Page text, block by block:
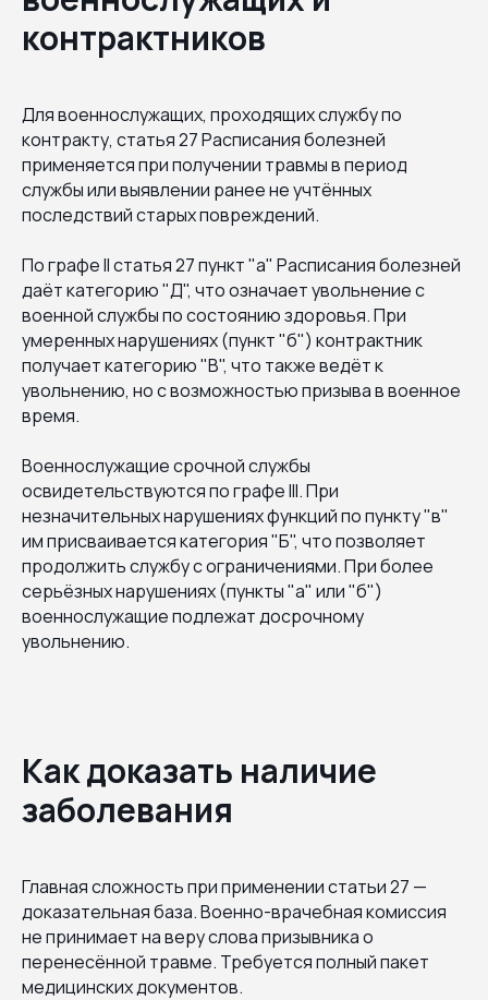
контрактников
Для военнослужащих, проходящих службу по
контракту, статья 27 Расписания болезней
применяется при получении травмы в период
службы или выявлении ранее не учтённых
последствий старых повреждений.
По графе II статья 27 пункт "а" Расписания болезней
даёт категорию "Д", что означает увольнение с
военной службы по состоянию здоровья. При
умеренных нарушениях (пункт "б") контрактник
получает категорию "В", что также ведёт к
увольнению, но с возможностью призыва в военное
время.
Военнослужащие срочной службы
освидетельствуются по графе III. При
незначительных нарушениях функций по пункту "в"
им присваивается категория "Б", что позволяет
продолжить службу с ограничениями. При более
серьёзных нарушениях (пункты "а" или "б")
военнослужащие подлежат досрочному
увольнению.
Как доказать наличие
заболевания
Главная сложность при применении статьи 27 —
доказательная база. Военно-врачебная комиссия
не принимает на веру слова призывника о
перенесённой травме. Требуется полный пакет
медицинских документов.